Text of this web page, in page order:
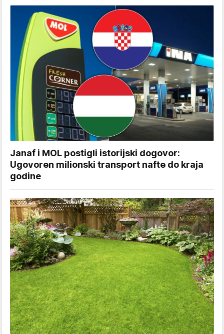
Janaf i MOL postigli istorijski dogovor:
Ugovoren milionski transport nafte do kraja
godine